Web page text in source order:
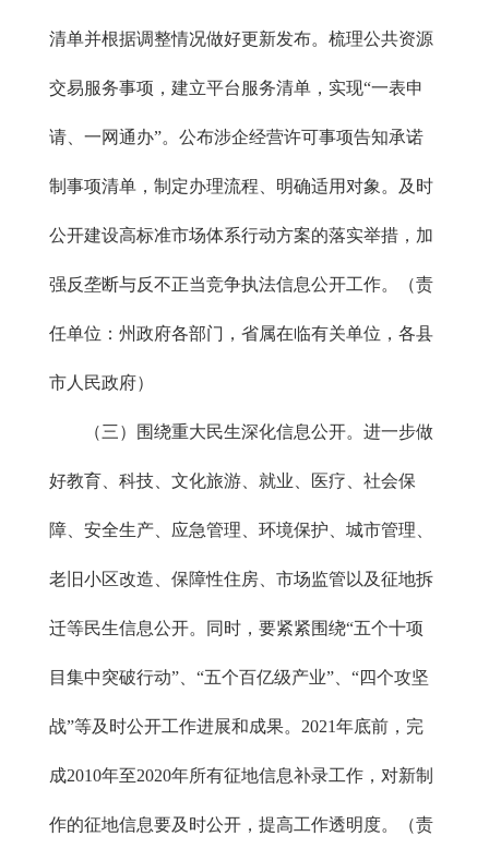
清单并根据调整情况做好更新发布。梳理公共资源
交易服务事项，建立平台服务清单，实现“一表申
请、一网通办”。公布涉企经营许可事项告知承诺
制事项清单，制定办理流程、明确适用对象。及时
公开建设高标准市场体系行动方案的落实举措，加
强反垄断与反不正当竞争执法信息公开工作。（责
任单位：州政府各部门，省属在临有关单位，各县
市人民政府）
（三）围绕重大民生深化信息公开。进一步做
好教育、科技、文化旅游、就业、医疗、社会保
障、安全生产、应急管理、环境保护、城市管理、
老旧小区改造、保障性住房、市场监管以及征地拆
迁等民生信息公开。同时，要紧紧围绕“五个十项
目集中突破行动”、“五个百亿级产业”、“四个攻坚
战”等及时公开工作进展和成果。2021年底前，完
成2010年至2020年所有征地信息补录工作，对新制
作的征地信息要及时公开，提高工作透明度。（责